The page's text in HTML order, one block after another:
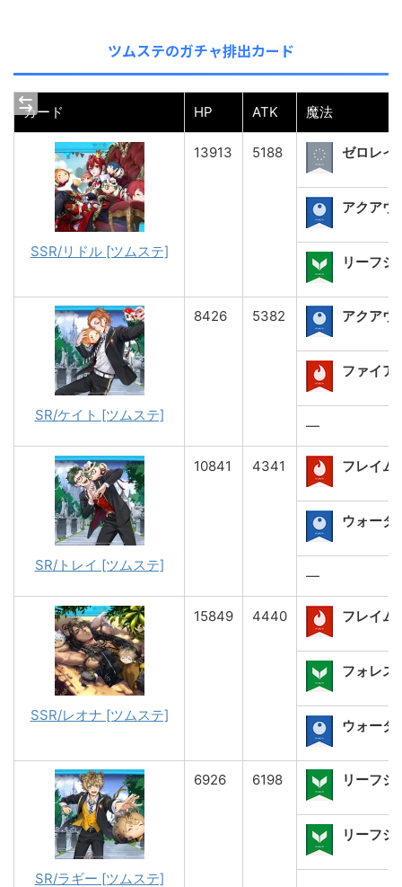
ツムステのガチャ排出カード
カード HP ATK 魔法
SSR/リドル [ツムステ]
13913 5188 ゼロレイ
アクアウ
リーフ
SR/ケイト [ツムステ]
8426 5382 アクアウ
ファイア
―
SR/トレイ [ツムステ]
10841 4341 フレイム
ウォータ
―
SSR/レオナ [ツムステ]
15849 4440 フレイム
フォレス
ウォータ
SR/ラギー [ツムステ]
6926 6198 リーフシ
リーフ